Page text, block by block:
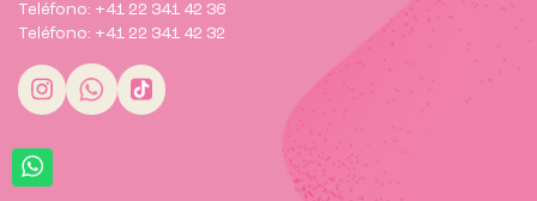
Teléfono: +41 22 341 42 36
Teléfono: +41 22 341 42 32